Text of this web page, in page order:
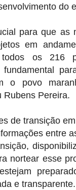
do
para que as
em
todos os 216
o povo
Rubens Pereira.
de transição
entre
nortear esse
e transparente.